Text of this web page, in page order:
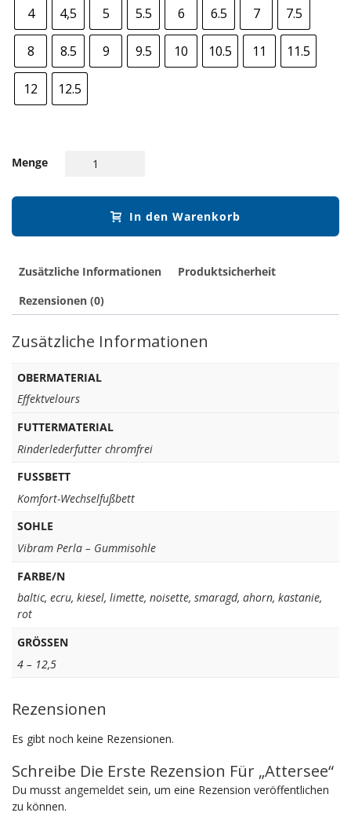
4 4,5 5 5.5 6 6.5 7 7.5
8 8.5 9 9.5 10 10.5 11 11.5
12 12.5
Menge
In den Warenkorb
Zusätzliche Informationen
Produktsicherheit
Rezensionen (0)
Zusätzliche Informationen
OBERMATERIAL
Effektvelours
FUTTERMATERIAL
Rinderlederfutter chromfrei
FUSSBETT
Komfort-Wechselfußbett
SOHLE
Vibram Perla – Gummisohle
FARBE/N
baltic, ecru, kiesel, limette, noisette, smaragd, ahorn, kastanie,
rot
GRÖSSEN
4 – 12,5
Rezensionen
Es gibt noch keine Rezensionen.
Schreibe Die Erste Rezension Für „Attersee“
Du musst angemeldet sein, um eine Rezension veröffentlichen
zu können.